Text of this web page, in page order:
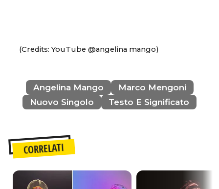
(Credits: YouTube @angelina mango)
Angelina Mango
Marco Mengoni
Nuovo Singolo
Testo E Significato
CORRELATI